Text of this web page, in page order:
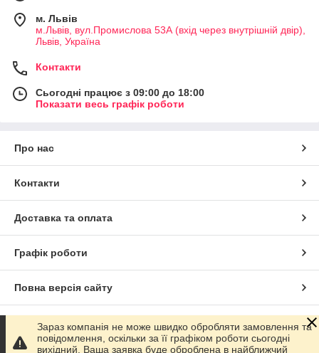
м. Львів
м.Львів, вул.Промислова 53А (вхід через внутрішній двір),
Львів, Україна
Контакти
Сьогодні працює з 09:00 до 18:00
Показати весь графік роботи
Про нас
Контакти
Доставка та оплата
Графік роботи
Повна версія сайту
Сайт створено на маркетплейсі Prom.ua
Зараз компанія не може швидко обробляти замовлення та
повідомлення, оскільки за її графіком роботи сьогодні
вихідний. Ваша заявка буде оброблена в найближчий